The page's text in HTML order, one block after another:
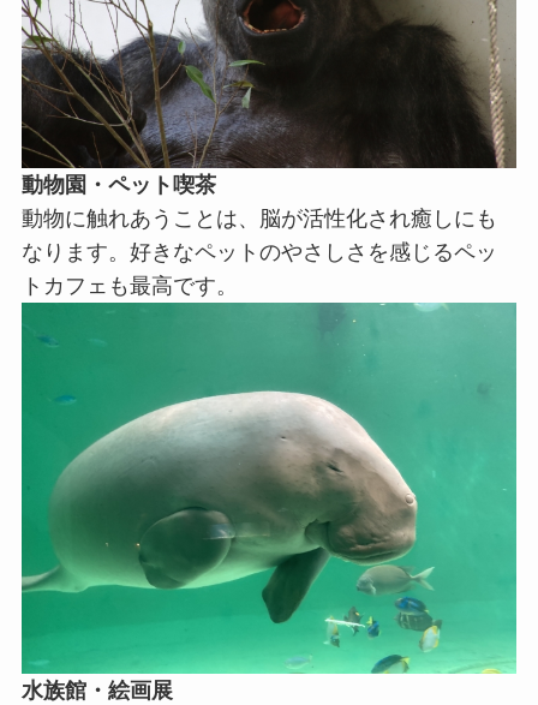
動物園・ペット喫茶
動物に触れあうことは、脳が活性化され癒しにも
なります。好きなペットのやさしさを感じるペッ
トカフェも最高です。
水族館・絵画展